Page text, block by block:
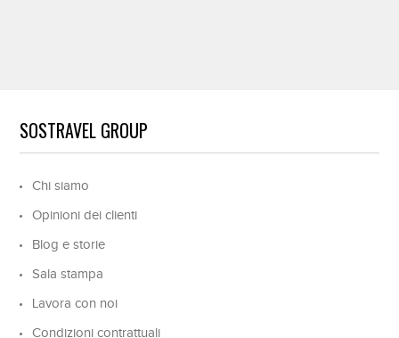
SOSTRAVEL GROUP
Chi siamo
Opinioni dei clienti
Blog e storie
Sala stampa
Lavora con noi
Condizioni contrattuali